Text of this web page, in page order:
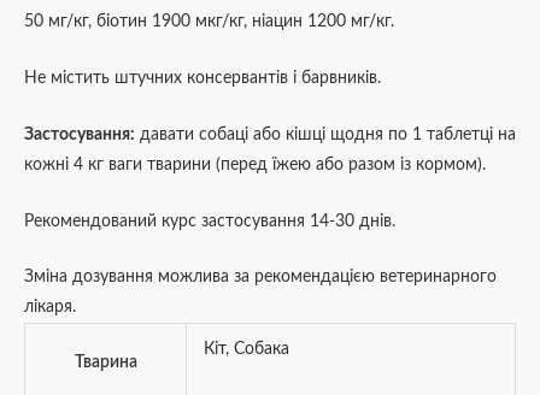
50 мг/кг, біотин 1900 мкг/кг, ніацин 1200 мг/кг.
Не містить штучних консервантів і барвників.
Застосування: давати собаці або кішці щодня по 1 таблетці на
кожні 4 кг ваги тварини (перед їжею або разом із кормом).
Рекомендований курс застосування 14-30 днів.
Зміна дозування можлива за рекомендацією ветеринарного
лікаря.
Тварина
Кіт, Собака